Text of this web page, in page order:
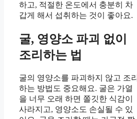
하고, 적절한 온도에서 충분히 차
갑게 해서 섭취하는 것이 좋아요.
굴, 영양소 파괴 없이
조리하는 법
굴의 영양소를 파괴하지 않고 조리
하는 방법도 중요해요. 굴은 가열
을 너무 오래 하면 쫄깃한 식감이
사라지고, 영양소도 손실될 수 있